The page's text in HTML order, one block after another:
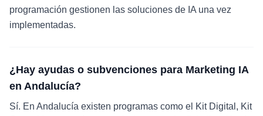
programación gestionen las soluciones de IA una vez
implementadas.
¿Hay ayudas o subvenciones para Marketing IA
en Andalucía?
Sí. En Andalucía existen programas como el Kit Digital, Kit